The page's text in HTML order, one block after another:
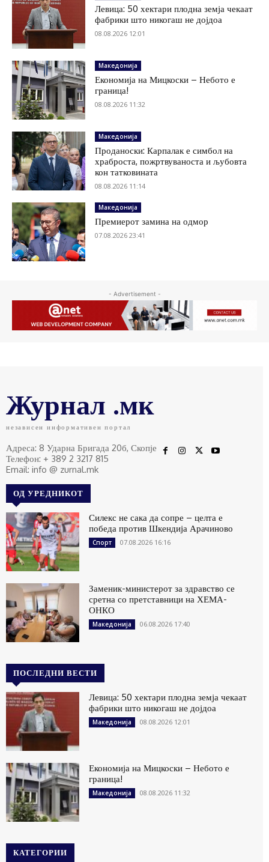
Левица: 50 хектари плодна земја чекаат
фабрики што никогаш не дојдоа
08.08.2026 12:01
Македонија
Економија на Мицкоски – Небото е
граница!
08.08.2026 11:32
Македонија
Проданоски: Карпалак е симбол на
храброста, пожртвуваноста и љубовта
кон татковината
08.08.2026 11:14
Македонија
Премиерот замина на одмор
07.08.2026 23:41
- Advertisement -
Журнал .мк
независен информативен портал
Адреса: 8 Ударна Бригада 20б, Скопје
Телефон: + 389 2 3217 815
Email: info @ zurnal.mk
ОД УРЕДНИКОТ
Силекс не сака да сопре – целта е
победа против Шкендија Арачиново
Спорт 07.08.2026 16:16
Заменик-министерот за здравство се
сретна со претставници на ХЕМА-
ОНКО
Македонија 06.08.2026 17:40
ПОСЛЕДНИ ВЕСТИ
Левица: 50 хектари плодна земја чекаат
фабрики што никогаш не дојдоа
Македонија 08.08.2026 12:01
Економија на Мицкоски – Небото е
граница!
Македонија 08.08.2026 11:32
КАТЕГОРИИ